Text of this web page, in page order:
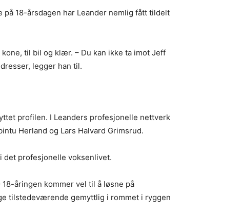
18-årsdagen har Leander nemlig fått tildelt
til bil og klær. – Du kan ikke ta imot Jeff
legger han til.
profilen. I Leanders profesjonelle nettverk
Herland og Lars Halvard Grimsrud.
det profesjonelle voksenlivet.
åringen kommer vel til å løsne på
tilstedeværende gemyttlig i rommet i ryggen